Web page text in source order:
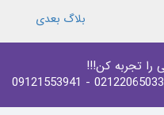
بلاگ بعدی
را تجربه کن!!!
- 09121553941